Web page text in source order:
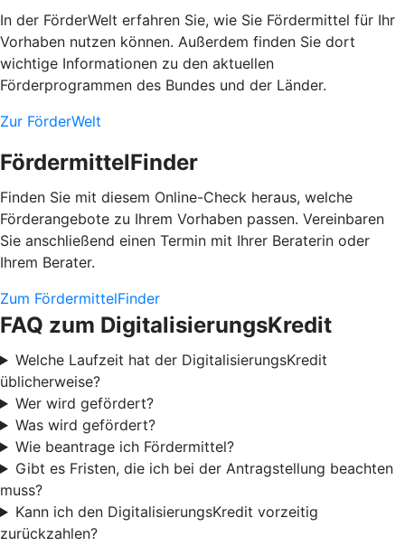
In der FörderWelt erfahren Sie, wie Sie Fördermittel für Ihr
Vorhaben nutzen können. Außerdem finden Sie dort
wichtige Informationen zu den aktuellen
Förderprogrammen des Bundes und der Länder.
Zur FörderWelt
FördermittelFinder
Finden Sie mit diesem Online-Check heraus, welche
Förderangebote zu Ihrem Vorhaben passen. Vereinbaren
Sie anschließend einen Termin mit Ihrer Beraterin oder
Ihrem Berater.
Zum FördermittelFinder
FAQ zum DigitalisierungsKredit
Welche Laufzeit hat der DigitalisierungsKredit
üblicherweise?
Wer wird gefördert?
Was wird gefördert?
Wie beantrage ich Fördermittel?
Gibt es Fristen, die ich bei der Antragstellung beachten
muss?
Kann ich den DigitalisierungsKredit vorzeitig
zurückzahlen?